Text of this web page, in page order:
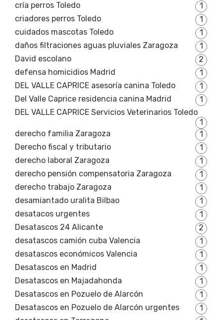
cría perros Toledo
1
criadores perros Toledo
1
cuidados mascotas Toledo
1
daños filtraciones aguas pluviales Zaragoza
1
David escolano
2
defensa homicidios Madrid
1
DEL VALLE CAPRICE asesoría canina Toledo
1
Del Valle Caprice residencia canina Madrid
1
DEL VALLE CAPRICE Servicios Veterinarios Toledo
1
derecho familia Zaragoza
1
Derecho fiscal y tributario
1
derecho laboral Zaragoza
1
derecho pensión compensatoria Zaragoza
1
derecho trabajo Zaragoza
1
desamiantado uralita Bilbao
1
desatacos urgentes
1
Desatascos 24 Alicante
2
desatascos camión cuba Valencia
1
desatascos económicos Valencia
1
Desatascos en Madrid
1
Desatascos en Majadahonda
1
Desatascos en Pozuelo de Alarcón
1
Desatascos en Pozuelo de Alarcón urgentes
1